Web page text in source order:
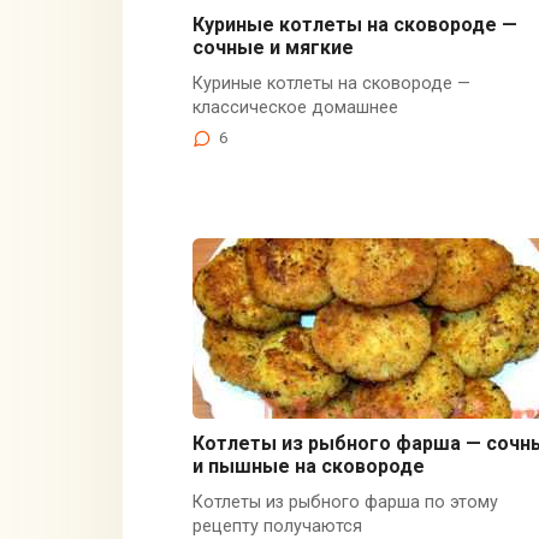
Куриные котлеты на сковороде —
сочные и мягкие
Куриные котлеты на сковороде —
классическое домашнее
6
Котлеты из рыбного фарша —
и пышные на сковороде
Котлеты из рыбного фарша по этому
рецепту получаются